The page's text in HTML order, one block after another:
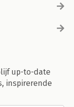
up-to-date
inspirerende